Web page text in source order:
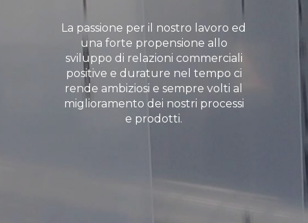
La passione per il nostro lavoro ed
una forte propensione allo
sviluppo di relazioni commerciali
positive e durature nel tempo ci
rende ambiziosi e sempre volti al
miglioramento dei nostri processi
e prodotti.